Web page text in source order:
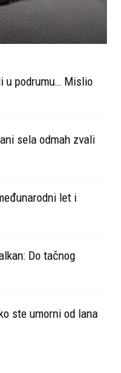
u podrumu… Mislio
sela odmah zvali
let i
Do tačnog
ste umorni od lana